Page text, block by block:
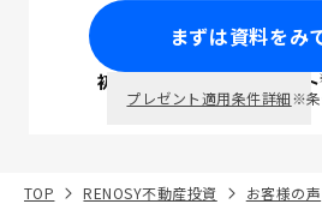
まずは資料をみ
初回面談で ポイント
プレゼント適用条件詳細※条
TOP RENOSY不動産投資
お客様の声